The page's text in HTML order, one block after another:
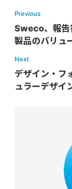
Previous
Sweco、報告
製品のバリュ
Next
デザイン・フ
ュラーデザイ